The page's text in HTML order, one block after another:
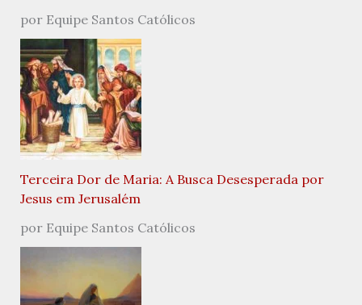
por Equipe Santos Católicos
Terceira Dor de Maria: A Busca Desesperada por
Jesus em Jerusalém
por Equipe Santos Católicos